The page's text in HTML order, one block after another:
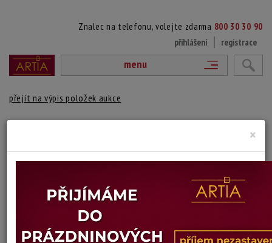
Znalec na telefonu, volejte zdarma 800 30 30 90
přihlášení
registrace
menu
přejít na výpis položek aukce
Autor:Fedor Kracík
signováno vpravo dole
Šířka: 11,5 cm, výška: 18 cm, rámování: volný list
Stav: dobrý
×